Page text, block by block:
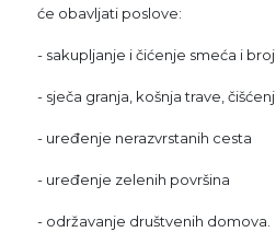
će obavljati poslove:
- sakupljanje i čićenje smeća i
- sječa granja, košnja trave,
- uređenje nerazvrstanih cesta
- uređenje zelenih površina
- održavanje društvenih domova.